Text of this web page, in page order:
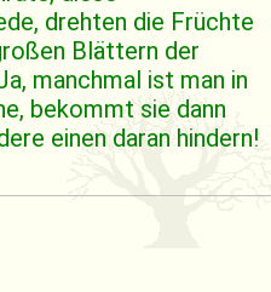
drehten die Früchte
Blättern der
manchmal ist man in
bekommt sie dann
einen daran hindern!